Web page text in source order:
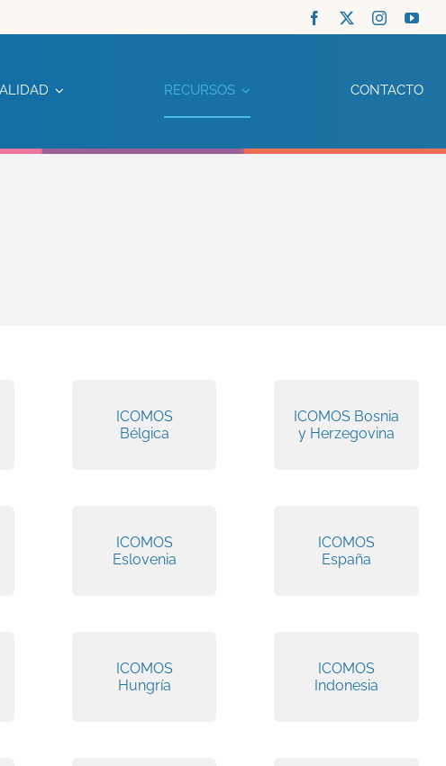
RECURSOS CONTACTO
ICOMOS
Bélgica
ICOMOS Bosnia
y Herzegovina
ICOMOS
Eslovenia
ICOMOS
España
ICOMOS
Hungría
ICOMOS
Indonesia